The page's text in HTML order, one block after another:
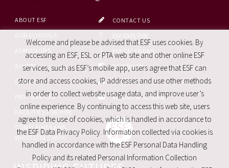
ABOUT ESF
ALUMNI
CAREERS
PRO. SERVICES
FACILITIES FOR HIRE
CONTACT US
ESF CALENDAR
FACEBOOK
SITE MAP
REPORT SITE ISSUE
Welcome and please be advised that ESF uses cookies. By
accessing an ESF, ESL or PTA web site and other online ESF
services, such as ESF’s mobile app, users agree that ESF can
store and access cookies, IP addresses and use other methods
in order to collect website usage data, and improve user’s
online experience. By continuing to access this web site, users
agree to the use of cookies, which is handled in accordance to
the ESF Data Privacy Policy. Information collected via cookies is
handled in accordance with the ESF Personal Data Handling
Policy and its related Personal Information Collection